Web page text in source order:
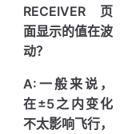
RECEIVER 页
面显示的值在波
动？
A:一般来说，
在±5之内变化
不太影响飞行，